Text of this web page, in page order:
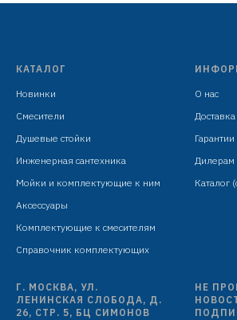
гибкая подводка: 450 мм в
крепёж: гайка
КАТАЛОГ
Новинки
Смесители
Душевые стойки
Инженерная сантехника
Мойки и комплектующие к ним
Аксессуары
Комплектующие к смесителям
Справочник комплектующих
О нас
Доставка
Дилерам
Каталог
Г. МОСКВА, УЛ.
ЛЕНИНСКАЯ СЛОБОДА, Д.
26, СТР. 5, БЦ СИМОНОВ
НЕ